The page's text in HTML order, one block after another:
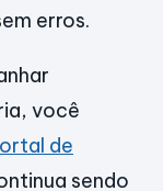
erros.
você
de
sendo